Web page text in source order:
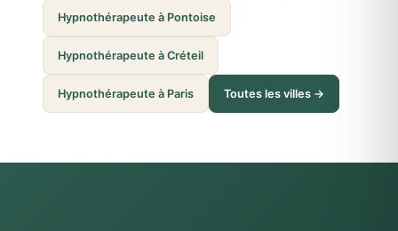
Hypnothérapeute à Pontoise
Hypnothérapeute à Créteil
Hypnothérapeute à Paris Toutes les villes →